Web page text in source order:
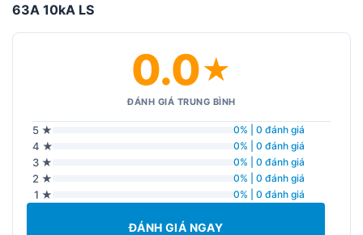
63A 10kA LS
0.0★
ĐÁNH GIÁ TRUNG BÌNH
5 ★ 0% | 0 đánh giá
4 ★ 0% | 0 đánh giá
3 ★ 0% | 0 đánh giá
2 ★ 0% | 0 đánh giá
1 ★ 0% | 0 đánh giá
ĐÁNH GIÁ NGAY